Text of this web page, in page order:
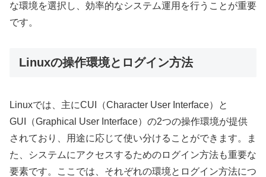
な環境を選択し、効率的なシステム運用を行うことが重要
です。
Linuxの操作環境とログイン方法
Linuxでは、主にCUI（Character User Interface）と
GUI（Graphical User Interface）の2つの操作環境が提供
されており、用途に応じて使い分けることができます。ま
た、システムにアクセスするためのログイン方法も重要な
要素です。ここでは、それぞれの環境とログイン方法につ